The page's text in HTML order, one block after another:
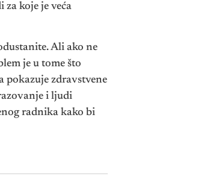
koje je veća
Ali ako ne
je u tome što
pokazuje zdravstvene
i ljudi
radnika kako bi